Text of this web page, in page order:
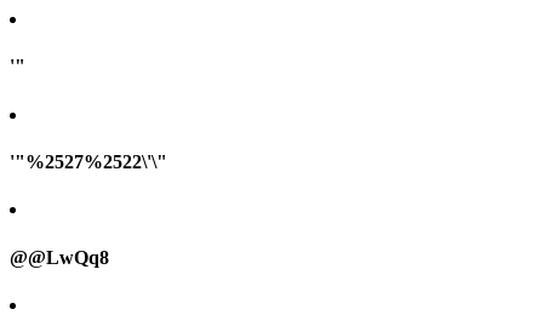
'"
'"%2527%2522\'\"
@@LwQq8